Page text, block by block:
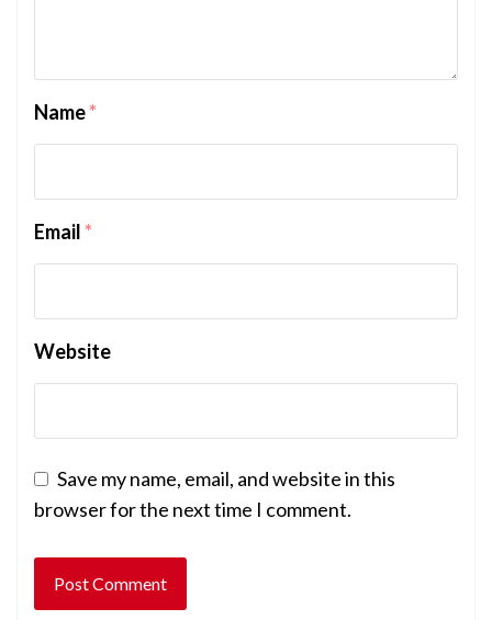
Name*
Email*
Website
Save my name, email, and website in this
browser for the next time I comment.